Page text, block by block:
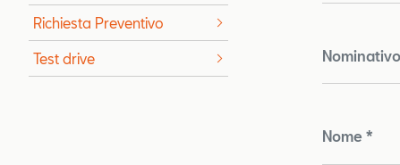
Richiesta Preventivo
Test drive
Nome *